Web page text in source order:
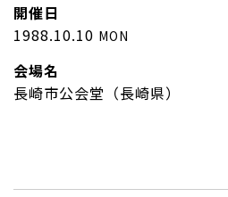
開催日
1988.10.10 MON
会場名
長崎市公会堂（長崎県）